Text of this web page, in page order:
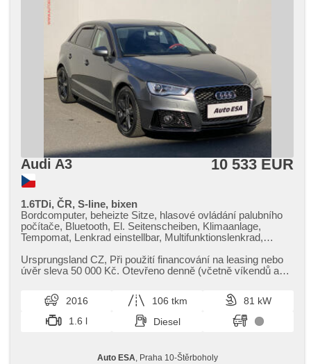
Audi A3 10 533 EUR
1.6TDi, ČR, S-line, bixen
Bordcomputer, beheizte Sitze, hlasové ovládání palubního
počítače, Bluetooth, El. Seitenscheiben, Klimaanlage,
Tempomat, Lenkrad einstellbar, Multifunktionslenkrad,
Alufelgen, Handgetriebe, El. Spiegel, beheizte Spiegel,
Scheinwerferwaschanlagen, Servolenkung,
Stabilitätsprogramm (ESP), Nebelscheinwerfer, ABS,
parkovací senzory zadní, isofix, samostmívací zrcátka,
elektronická ruční brzda, Wegfahrsperre, 6x Airbag
Ursprungsland CZ,​ Při použití financování na leasing nebo
úvěr sleva 50 000 Kč. Otevřeno denně (včetně víkendů a
2016 106 tkm
81 kW
1.6 l
Diesel
Auto ESA , Praha 10-Štěrboholy